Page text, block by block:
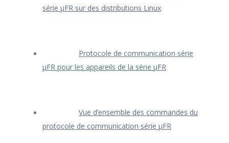
série μFR sur des distributions Linux
Protocole de communication série
μFR pour les appareils de la série μFR
Vue d’ensemble des commandes du
protocole de communication série μFR